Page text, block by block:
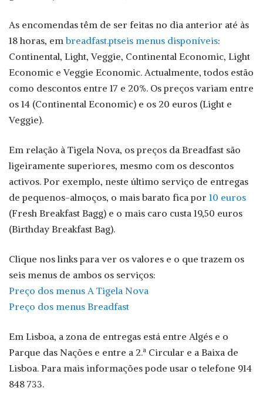
As encomendas têm de ser feitas no dia anterior até às
18 horas, embreadfast.ptseis menus disponíveis:
Continental, Light, Veggie, Continental Economic, Light
Economic e Veggie Economic. Actualmente, todos estão
como descontos entre 17 e 20%. Os preços variam entre
os 14 (Continental Economic) e os 20 euros (Light e
Veggie).
Em relação à Tigela Nova, os preços da Breadfast são
ligeiramente superiores, mesmo com os descontos
activos. Por exemplo, neste último serviço de entregas
de pequenos-almoços, o mais barato fica por 10 euros
(Fresh Breakfast Bagg) e o mais caro custa 19,50 euros
(Birthday Breakfast Bag).
Clique nos links para ver os valores e o que trazem os
seis menus de ambos os serviços:
Preço dos menus A Tigela Nova
Preço dos menus Breadfast
Em Lisboa, a zona de entregas está entre Algés e o
Parque das Nações e entre a 2.ª Circular e a Baixa de
Lisboa. Para mais informações pode usar o telefone 914
848 733.